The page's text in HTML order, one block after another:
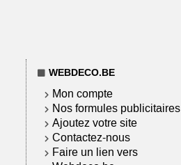
WEBDECO.BE
Mon compte
Nos formules publicitaires
Ajoutez votre site
Contactez-nous
Faire un lien vers